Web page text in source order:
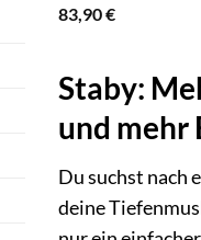
83,90€
Staby:
und mehr
Du suchst nach
deine